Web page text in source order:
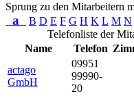
Sprung zu den Mitarbeitern
a B D E F G H K L M N
Telefonliste der
Name
Telefon
actago
GmbH
09951
99990-
20